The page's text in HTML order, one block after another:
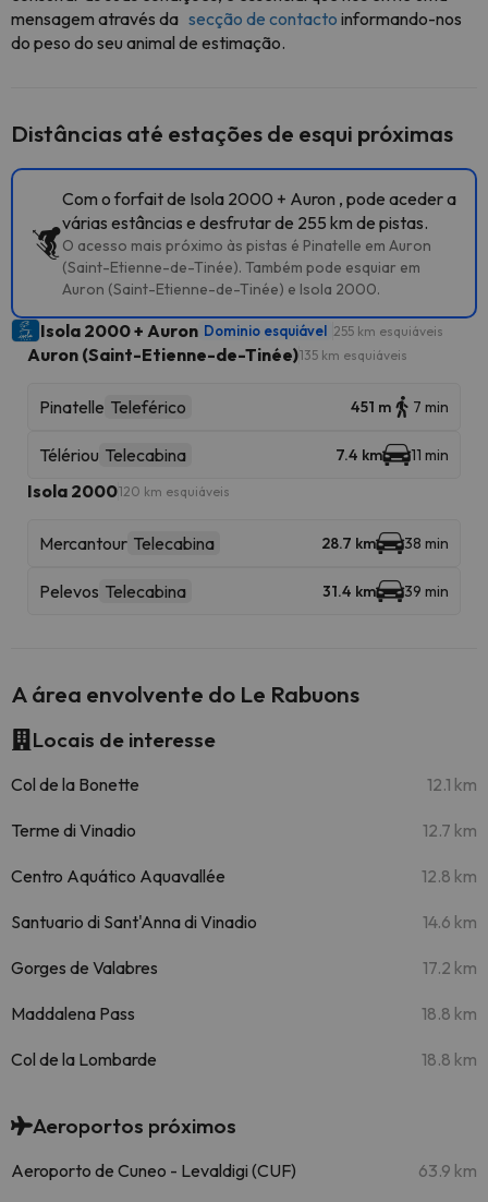
mensagem através da secção de contacto informando-nos
do peso do seu animal de estimação.
Distâncias até estações de esqui próximas
Com o forfait de Isola 2000 + Auron , pode aceder a
várias estâncias e desfrutar de 255 km de pistas.
O acesso mais próximo às pistas é Pinatelle em Auron
(Saint-Etienne-de-Tinée). Também pode esquiar em
Auron (Saint-Etienne-de-Tinée) e Isola 2000.
Isola 2000 + Auron Dominio esquiável 255 km esquiáveis
Auron (Saint-Etienne-de-Tinée)135 km esquiáveis
Pinatelle Teleférico 451 m 7 min
Télériou Telecabina 7.4 km 11 min
Isola 2000120 km esquiáveis
Mercantour Telecabina 28.7 km 38 min
Pelevos Telecabina 31.4 km 39 min
A área envolvente do Le Rabuons
Locais de interesse
Col de la Bonette 12.1 km
Terme di Vinadio 12.7 km
Centro Aquático Aquavallée 12.8 km
Santuario di Sant'Anna di Vinadio 14.6 km
Gorges de Valabres 17.2 km
Maddalena Pass 18.8 km
Col de la Lombarde 18.8 km
Aeroportos próximos
Aeroporto de Cuneo - Levaldigi (CUF) 63.9 km